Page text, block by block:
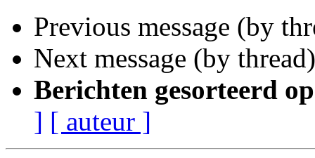
Previous message (by
Next message (by
Berichten gesorteerd
] [ auteur ]